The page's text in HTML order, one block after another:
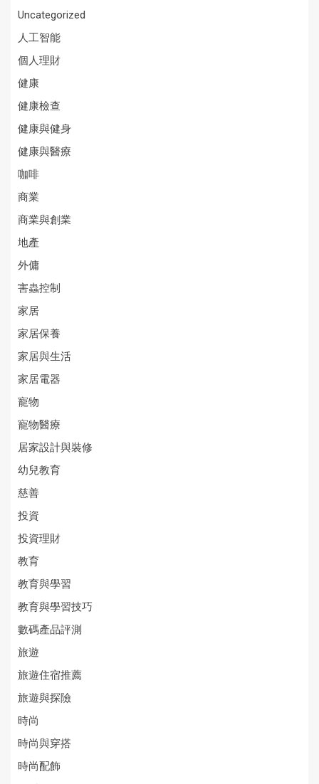
Uncategorized
人工智能
個人理財
健康
健康檢查
健康與健身
健康與醫療
咖啡
商業
商業與創業
地產
外傭
害蟲控制
家居
家居保養
家居與生活
家居電器
寵物
寵物醫療
居家設計與裝修
幼兒教育
慈善
投資
投資理財
教育
教育與學習
教育與學習技巧
數碼產品評測
旅遊
旅遊住宿推薦
旅遊與探險
時尚
時尚與穿搭
時尚配飾